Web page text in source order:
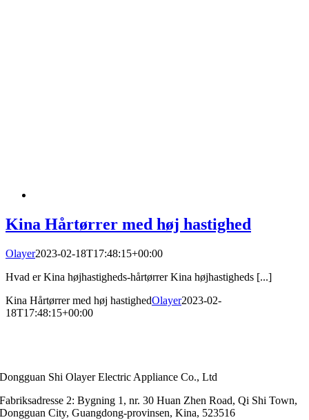
Kina Hårtørrer med høj hastighed
Olayer2023-02-18T17:48:15+00:00
Hvad er Kina højhastigheds-hårtørrer Kina højhastigheds [...]
Kina Hårtørrer med høj hastighedOlayer2023-02-
18T17:48:15+00:00
Dongguan Shi Olayer Electric Appliance Co., Ltd
Fabriksadresse 2: Bygning 1, nr. 30 Huan Zhen Road, Qi Shi Town,
Dongguan City, Guangdong-provinsen, Kina, 523516